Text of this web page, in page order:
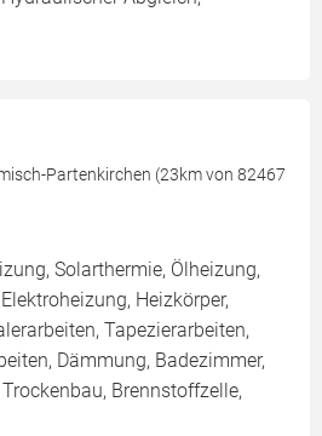
Partenkirchen (23km von 82467
Solarthermie, Ölheizung,
Heizkörper,
Tapezierarbeiten,
Dämmung, Badezimmer,
Brennstoffzelle,